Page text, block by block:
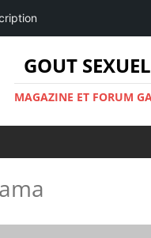
GOUT SEXUEL
MAGAZINE ET FORUM